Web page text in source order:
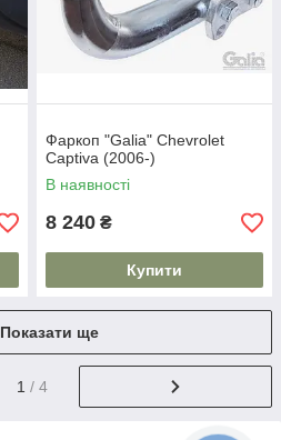
Фаркоп "Galia" Chevrolet
Captiva (2006-)
В наявності
8 240 ₴
Купити
Показати ще
1 / 4